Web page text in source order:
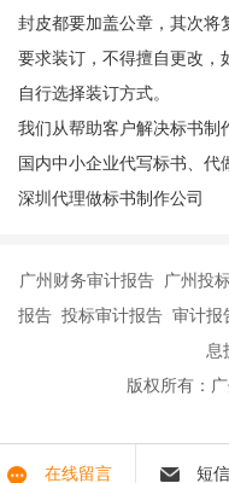
封皮都要加盖公章，其次将
要求装订，不得擅自更改，
自行选择装订方式。
我们从帮助客户解决标书制
国内中小企业代写标书、代
深圳代理做标书制作公司
广州财务审计报告 广州投
报告 投标审计报告 审计
息
版权所有：
在线留言 短信